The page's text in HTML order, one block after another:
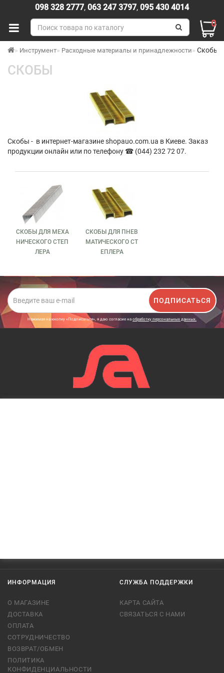
098 328 2777, 063 247 3797, 095 430 4014
0
Инструмент Расходные материалы и принадлежности Скобы
СКОБЫ
Скобы - в интернет-магазине shopauo.com.ua в Киеве. Заказ
продукции онлайн или по телефону ☎ (044) 232 72 07.
СКОБЫ ДЛЯ МЕХА
НИЧЕСКОГО СТЕП
ЛЕРА
СКОБЫ ДЛЯ ПНЕВ
МАТИЧЕСКОГО СТ
ЕПЛЕРА
ПОДПИСАТЬСЯ
Нажимая на кнопку «Подписаться», я даю cогласие на обработку персональных данных.
ИНФОРМАЦИЯ
О МАГАЗИНЕ
ДОСТАВКА
ОПЛАТА
СОТРУДНИЧЕСТВО
ВОЗВРАТ/ОБМЕН
ПОЛИТИКА
КОНФИДЕНЦИАЛЬНОСТИ
СЛУЖБА ПОДДЕРЖКИ
КАРТА САЙТА
СВЯЗАТЬСЯ С НАМИ